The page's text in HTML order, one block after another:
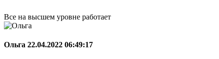
Все на высшем уровне работает
Ольга 22.04.2022 06:49:17